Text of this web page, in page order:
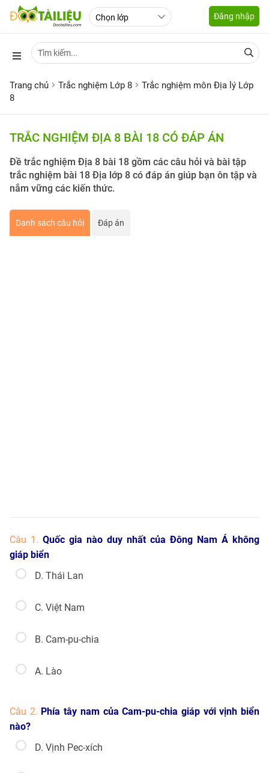
Đăng nhập
Trang chủ Trắc nghiệm Lớp 8
Trắc nghiệm môn Địa lý Lớp
8
TRẮC NGHIỆM ĐỊA 8 BÀI 18 CÓ ĐÁP ÁN
Đề trắc nghiệm Địa 8 bài 18 gồm các câu hỏi và bài tập
trắc nghiệm bài 18 Địa lớp 8 có đáp án giúp bạn ôn tập và
nắm vững các kiến thức.
Danh sách câu hỏi Đáp án
Câu 1. Quốc gia nào duy nhất của Đông Nam Á không
giáp biển
D. Thái Lan
C. Việt Nam
B. Cam-pu-chia
A. Lào
Câu 2. Phía tây nam của Cam-pu-chia giáp với vịnh biển
nào?
D. Vịnh Pec-xích